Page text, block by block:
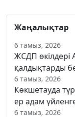
Жаңалықтар
6 тамыз, 2026
ЖСДП өкілдері
қалдықтарды
6 тамыз, 2026
Көкшетауда
ер адам
6 тамыз, 2026